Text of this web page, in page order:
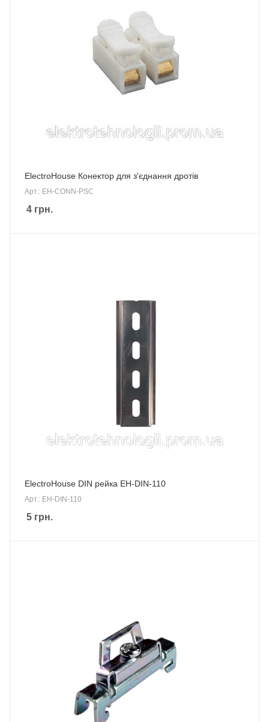
ElectroHouse Конектор для з'єднання дротів
Арт.: EH-CONN-PSC
4 грн.
ElectroHouse DIN рейка EH-DIN-110
Арт.: EH-DIN-110
5 грн.